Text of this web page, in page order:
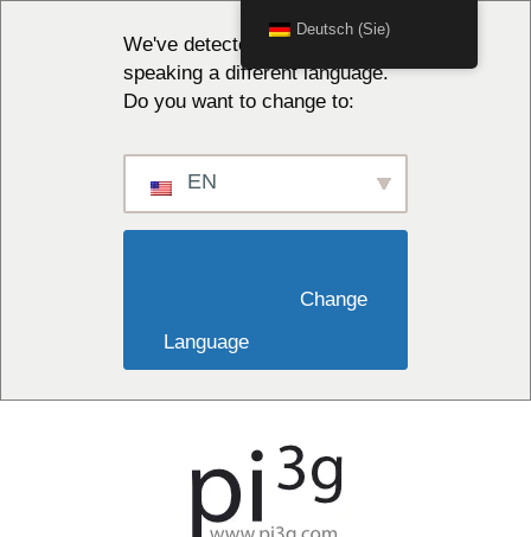
We've detected you might be
speaking a different language.
Do you want to change to:
EN
Language
Deutsch (Sie)